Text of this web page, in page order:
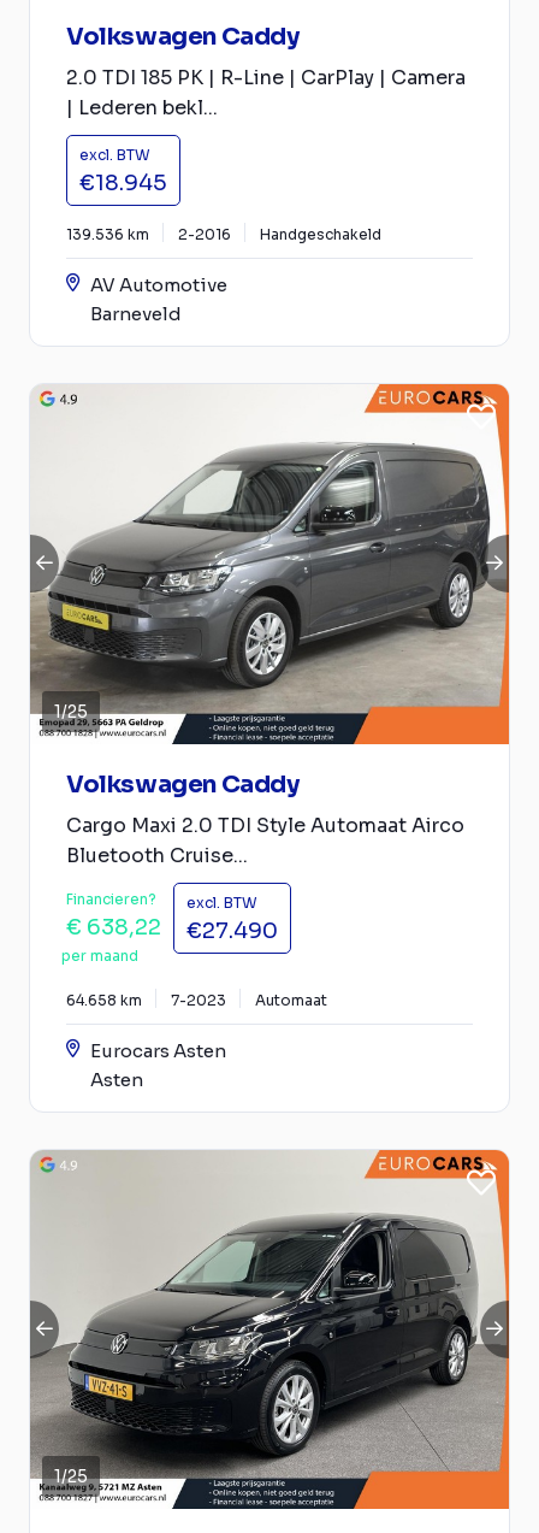
Volkswagen Caddy
2.0 TDI 185 PK | R-Line | CarPlay | Camera
| Lederen bekl...
excl. BTW
€18.945
139.536 km 2-2016 Handgeschakeld
AV Automotive
Barneveld
1/25
Volkswagen Caddy
Cargo Maxi 2.0 TDI Style Automaat Airco
Bluetooth Cruise...
Financieren?
€ 638,22
per maand
excl. BTW
€27.490
64.658 km 7-2023 Automaat
Eurocars Asten
Asten
1/25